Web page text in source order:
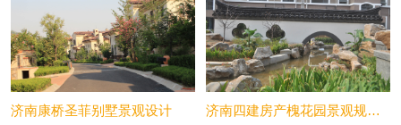
济南康桥圣菲别墅景观设计 济南四建房产槐花园景观规划设计